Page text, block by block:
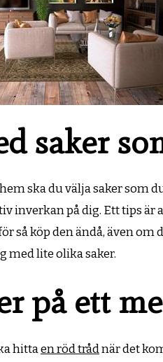
saker
ska du välja saker som
inverkan på dig. Ett tips
så köp den ändå, även
med lite olika saker.
på ett
hittaen röd trådnär det